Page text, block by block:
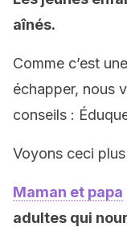
aînés.
Comme c’est
échapper, nous
conseils :
Voyons ceci
Maman et papa
adultes qui